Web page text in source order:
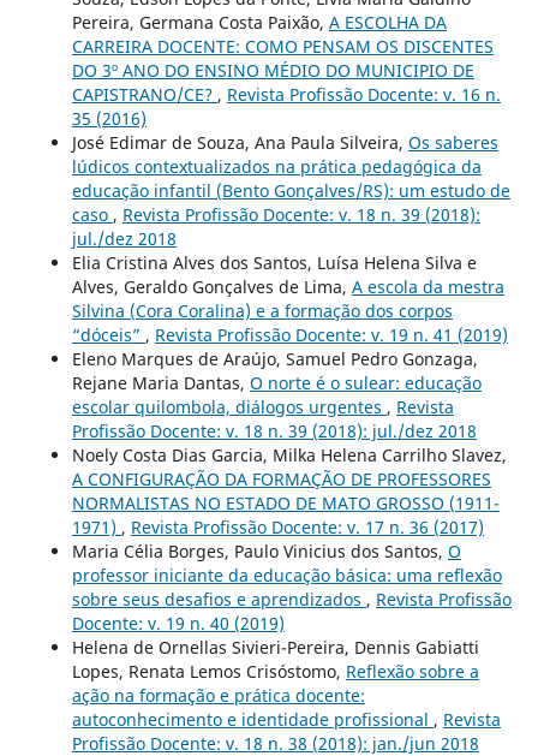
Pereira, Germana Costa Paixão, A ESCOLHA DA
CARREIRA DOCENTE: COMO PENSAM OS DISCENTES
DO 3º ANO DO ENSINO MÉDIO DO MUNICIPIO DE
CAPISTRANO/CE? , Revista Profissão Docente: v. 16 n.
35 (2016)
José Edimar de Souza, Ana Paula Silveira, Os saberes
lúdicos contextualizados na prática pedagógica da
educação infantil (Bento Gonçalves/RS): um estudo de
caso , Revista Profissão Docente: v. 18 n. 39 (2018):
jul./dez 2018
Elia Cristina Alves dos Santos, Luísa Helena Silva e
Alves, Geraldo Gonçalves de Lima, A escola da mestra
Silvina (Cora Coralina) e a formação dos corpos
“dóceis” , Revista Profissão Docente: v. 19 n. 41 (2019)
Eleno Marques de Araújo, Samuel Pedro Gonzaga,
Rejane Maria Dantas, O norte é o sulear: educação
escolar quilombola, diálogos urgentes , Revista
Profissão Docente: v. 18 n. 39 (2018): jul./dez 2018
Noely Costa Dias Garcia, Milka Helena Carrilho Slavez,
A CONFIGURAÇÃO DA FORMAÇÃO DE PROFESSORES
NORMALISTAS NO ESTADO DE MATO GROSSO (1911-
1971) , Revista Profissão Docente: v. 17 n. 36 (2017)
Maria Célia Borges, Paulo Vinicius dos Santos, O
professor iniciante da educação básica: uma reflexão
sobre seus desafios e aprendizados , Revista Profissão
Docente: v. 19 n. 40 (2019)
Helena de Ornellas Sivieri-Pereira, Dennis Gabiatti
Lopes, Renata Lemos Crisóstomo, Reflexão sobre a
ação na formação e prática docente:
autoconhecimento e identidade profissional , Revista
Profissão Docente: v. 18 n. 38 (2018): jan./jun 2018